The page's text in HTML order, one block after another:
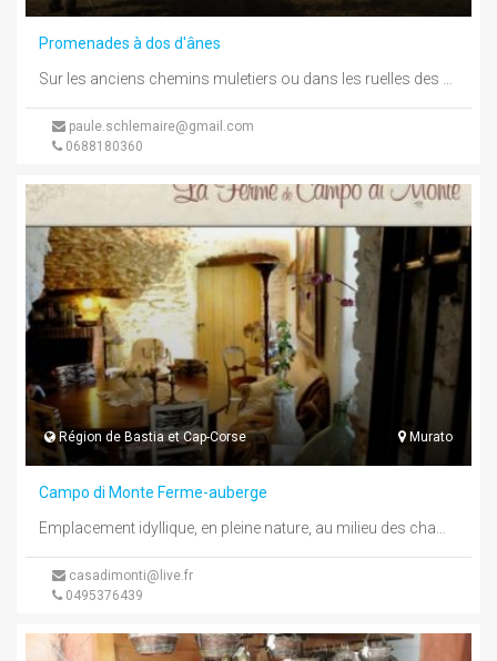
Promenades à dos d'ânes
Sur les anciens chemins muletiers ou dans les ruelles des petits villages authentiques, en passant par les hauts plateaux de ...
paule.schlemaire@gmail.com
0688180360
Région de Bastia et Cap-Corse Murato
Campo di Monte Ferme-auberge
Emplacement idyllique, en pleine nature, au milieu des champs qui dominent le golfe de Saint-Florent. Ensuite pour sa beauté : ...
casadimonti@live.fr
0495376439